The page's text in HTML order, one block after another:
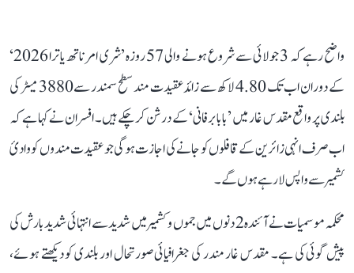
واضح رہے کہ 3 جولائی سے شروع ہونے والی 57 روزہ ’شری امرناتھ یاترا 2026‘
کے دوران اب تک 4.80 لاکھ سے زائد عقیدت مند سطح سمندر سے 3880 میٹر کی
بلندی پر واقع مقدس غار میں ’بابا برفانی‘ کے درشن کر چکے ہیں۔ افسران نے کہا ہے کہ
اب صرف انہی زائرین کے قافلوں کو جانے کی اجازت ہوگی جو عقیدت مندوں کو وادیٔ
کشمیر سے واپس لا رہے ہوں گے۔
محکمہ موسمیات نے آئندہ 2 دنوں میں جموں و کشمیر میں شدید سے انتہائی شدید بارش کی
پیش گوئی کی ہے۔ مقدس غار مندر کی جغرافیائی صورتحال اور بلندی کو دیکھتے ہوئے،